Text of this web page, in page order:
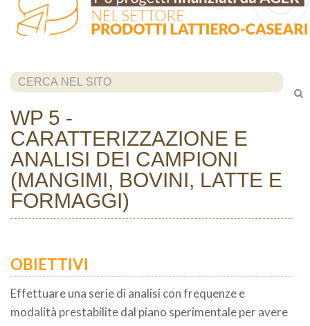
Cerca...
WP 5 -
CARATTERIZZAZIONE E
ANALISI DEI CAMPIONI
(MANGIMI, BOVINI, LATTE E
FORMAGGI)
OBIETTIVI
Effettuare una serie di analisi con frequenze e
modalità prestabilite dal piano sperimentale per avere